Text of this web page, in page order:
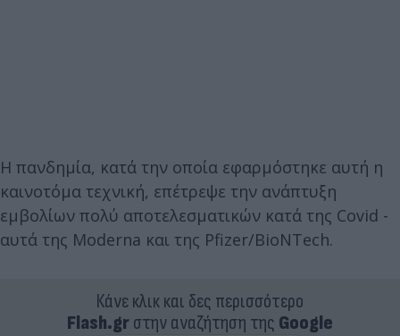
Η πανδημία, κατά την οποία εφαρμόστηκε αυτή η
καινοτόμα τεχνική, επέτρεψε την ανάπτυξη
εμβολίων πολύ αποτελεσματικών κατά της Covid -
αυτά της Moderna και της Pfizer/BioNTech.
Κάνε κλικ και δες περισσότερο
Flash.grστην αναζήτηση της Google